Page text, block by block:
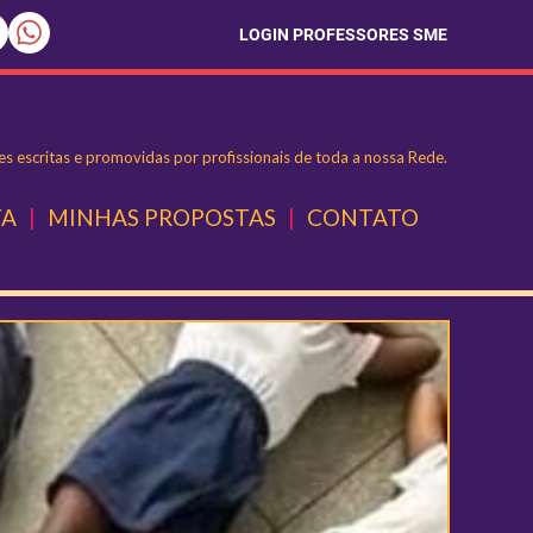
LOGIN PROFESSORES SME
escritas e promovidas por profissionais de toda a nossa Rede.
| MINHAS PROPOSTAS | CONTATO